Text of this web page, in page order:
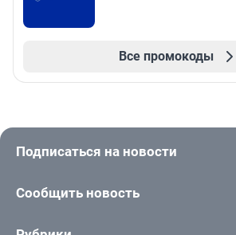
Все промокоды
Подписаться на новости
Сообщить новость